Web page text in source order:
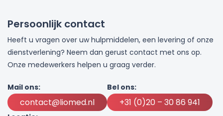
Persoonlijk contact
Heeft u vragen over uw hulpmiddelen, een levering of onze
dienstverlening? Neem dan gerust contact met ons op.
Onze medewerkers helpen u graag verder.
Mail ons:
contact@liomed.nl
Bel ons:
+31 (0)20 – 30 86 941